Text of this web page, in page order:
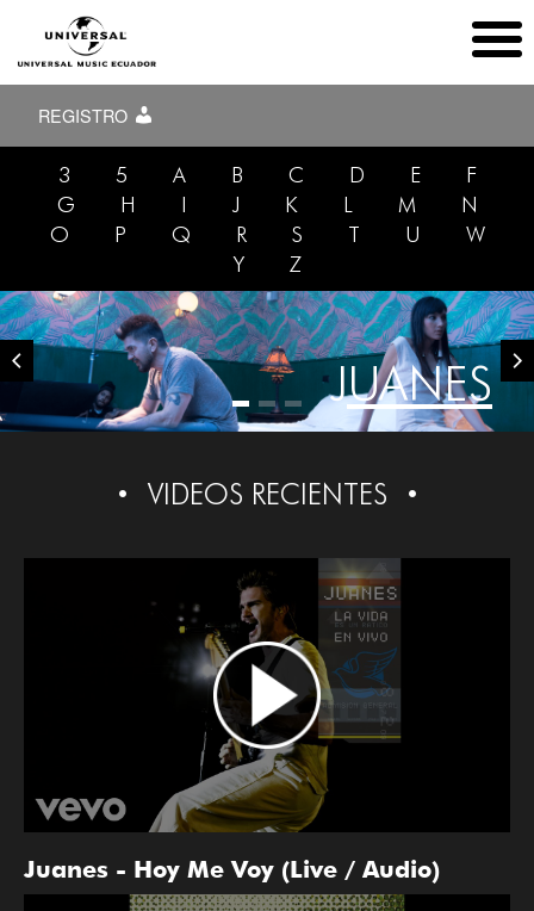
REGISTRO
3 5 A B C D E
F
G
H I J K L M
N
O
P Q R S T U
W
Y
Z
JUANES
VIDEOS RECIENTES
Juanes - Hoy Me Voy (Live / Audio)